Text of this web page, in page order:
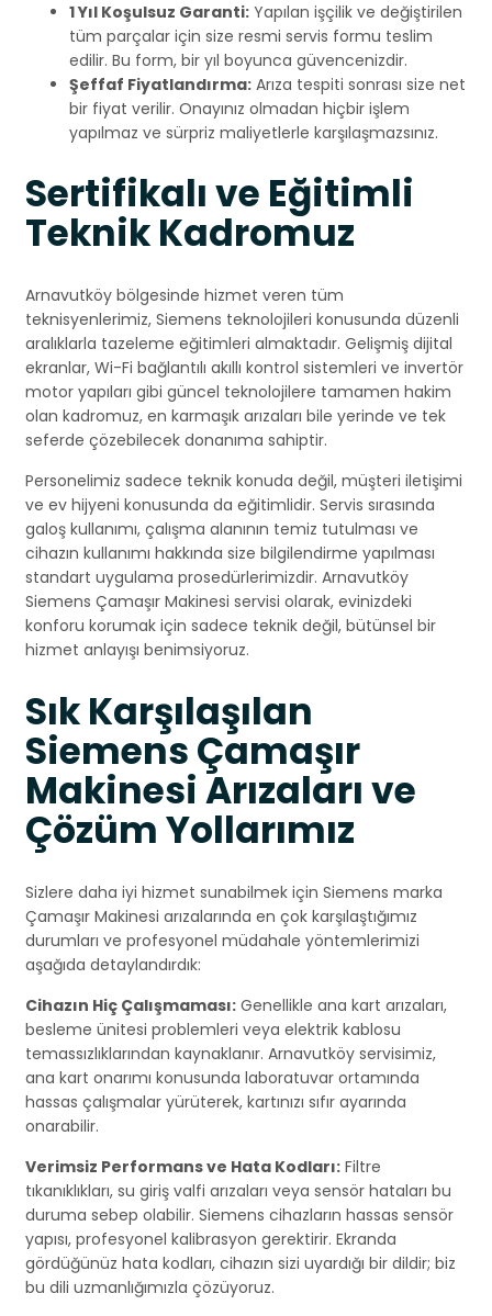
1 Yıl Koşulsuz Garanti: Yapılan işçilik ve değiştirilen
tüm parçalar için size resmi servis formu teslim
edilir. Bu form, bir yıl boyunca güvencenizdir.
Şeffaf Fiyatlandırma: Arıza tespiti sonrası size net
bir fiyat verilir. Onayınız olmadan hiçbir işlem
yapılmaz ve sürpriz maliyetlerle karşılaşmazsınız.
Sertifikalı ve Eğitimli
Teknik Kadromuz
Arnavutköy bölgesinde hizmet veren tüm
teknisyenlerimiz, Siemens teknolojileri konusunda düzenli
aralıklarla tazeleme eğitimleri almaktadır. Gelişmiş dijital
ekranlar, Wi-Fi bağlantılı akıllı kontrol sistemleri ve invertör
motor yapıları gibi güncel teknolojilere tamamen hakim
olan kadromuz, en karmaşık arızaları bile yerinde ve tek
seferde çözebilecek donanıma sahiptir.
Personelimiz sadece teknik konuda değil, müşteri iletişimi
ve ev hijyeni konusunda da eğitimlidir. Servis sırasında
galoş kullanımı, çalışma alanının temiz tutulması ve
cihazın kullanımı hakkında size bilgilendirme yapılması
standart uygulama prosedürlerimizdir. Arnavutköy
Siemens Çamaşır Makinesi servisi olarak, evinizdeki
konforu korumak için sadece teknik değil, bütünsel bir
hizmet anlayışı benimsiyoruz.
Sık Karşılaşılan
Siemens Çamaşır
Makinesi Arızaları ve
Çözüm Yollarımız
Sizlere daha iyi hizmet sunabilmek için Siemens marka
Çamaşır Makinesi arızalarında en çok karşılaştığımız
durumları ve profesyonel müdahale yöntemlerimizi
aşağıda detaylandırdık:
Cihazın Hiç Çalışmaması: Genellikle ana kart arızaları,
besleme ünitesi problemleri veya elektrik kablosu
temassızlıklarından kaynaklanır. Arnavutköy servisimiz,
ana kart onarımı konusunda laboratuvar ortamında
hassas çalışmalar yürüterek, kartınızı sıfır ayarında
onarabilir.
Verimsiz Performans ve Hata Kodları: Filtre
tıkanıklıkları, su giriş valfi arızaları veya sensör hataları bu
duruma sebep olabilir. Siemens cihazların hassas sensör
yapısı, profesyonel kalibrasyon gerektirir. Ekranda
gördüğünüz hata kodları, cihazın sizi uyardığı bir dildir; biz
bu dili uzmanlığımızla çözüyoruz.